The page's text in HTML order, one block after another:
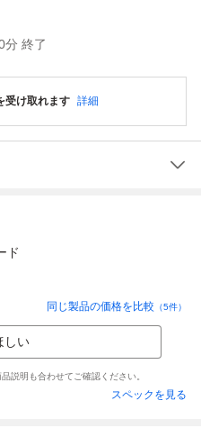
分 終了
受け取れます 詳細
ド
同じ製品の価格を比較 （5件）
しい
説明も合わせてご確認ください。
スペックを見る